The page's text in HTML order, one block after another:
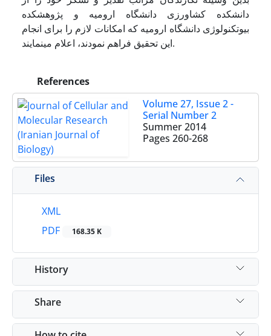
دانشکده کشاورزی دانشگاه ارومیه و پژوهشکده
بیوتکنولوژی دانشگاه ارومیه که امکانات لازم را برای انجام
این تحقیق فراهم نمودند، اعلام می­نمایند.
References
Volume 27, Issue 2 -
Serial Number 2
Summer 2014
Pages 260-268
Files
XML
PDF
168.35 K
History
Share